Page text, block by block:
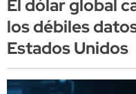
El dólar global
los débiles
Estados Unidos